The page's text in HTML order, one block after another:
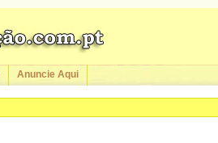
Anuncie Aqui